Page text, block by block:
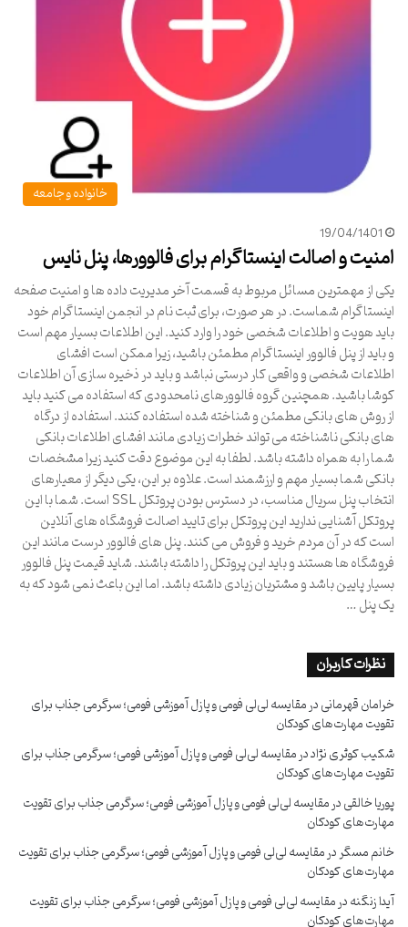
خانواده و جامعه
19/04/1401
امنیت و اصالت اینستاگرام برای فالوورها، پنل نایس
یکی از مهمترین مسائل مربوط به قسمت آخر مدیریت داده ها و امنیت صفحه
اینستاگرام شماست. در هر صورت، برای ثبت نام در انجمن اینستاگرام خود
باید هویت و اطلاعات شخصی خود را وارد کنید. این اطلاعات بسیار مهم است
و باید از پنل فالوور اینستاگرام مطمئن باشید، زیرا ممکن است افشای
اطلاعات شخصی و واقعی کار درستی نباشد و باید در ذخیره سازی آن اطلاعات
کوشا باشید. همچنین گروه فالوورهای نامحدودی که استفاده می کنید باید
از روش های بانکی مطمئن و شناخته شده استفاده کنند. استفاده از درگاه
های بانکی ناشناخته می تواند خطرات زیادی مانند افشای اطلاعات بانکی
شما را به همراه داشته باشد. لطفا به این موضوع دقت کنید زیرا مشخصات
بانکی شما بسیار مهم و ارزشمند است. علاوه بر این، یکی دیگر از معیارهای
انتخاب پنل سریال مناسب، در دسترس بودن پروتکل SSL است. شما با این
پروتکل آشنایی ندارید این پروتکل برای تایید اصالت فروشگاه های آنلاین
است که در آن مردم خرید و فروش می کنند. پنل های فالوور درست مانند این
فروشگاه ها هستند و باید این پروتکل را داشته باشند. شاید قیمت پنل فالوور
بسیار پایین باشد و مشتریان زیادی داشته باشد. اما این باعث نمی شود که به
یک پنل …
نظرات کاربران
خرامان قهرمانیدرمقایسه لی‌لی فومی و پازل آموزشی فومی؛ سرگرمی جذاب برای
تقویت مهارت‌های کودکان
شکیب کوثری نژاددرمقایسه لی‌لی فومی و پازل آموزشی فومی؛ سرگرمی جذاب برای
تقویت مهارت‌های کودکان
پوریا خالقیدرمقایسه لی‌لی فومی و پازل آموزشی فومی؛ سرگرمی جذاب برای تقویت
مهارت‌های کودکان
خانم مسگردرمقایسه لی‌لی فومی و پازل آموزشی فومی؛ سرگرمی جذاب برای تقویت
مهارت‌های کودکان
آیدا زنگنهدرمقایسه لی‌لی فومی و پازل آموزشی فومی؛ سرگرمی جذاب برای تقویت
مهارت‌های کودکان